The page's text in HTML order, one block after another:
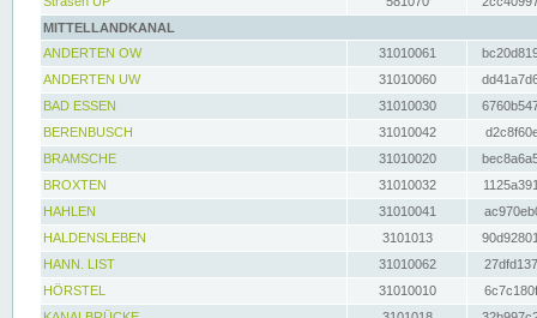
MITTELLANDKANAL
ANDERTEN OW
31010061
ANDERTEN UW
31010060
BAD ESSEN
31010030
BERENBUSCH
31010042
BRAMSCHE
31010020
BROXTEN
31010032
HAHLEN
31010041
HALDENSLEBEN
3101013
HANN. LIST
31010062
HÖRSTEL
31010010